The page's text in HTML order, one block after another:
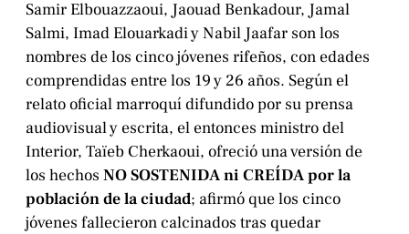
Samir Elbouazzaoui, Jaouad Benkadour, Jamal
Salmi, Imad Elouarkadi y Nabil Jaafar son los
nombres de los cinco jóvenes rifeños, con edades
comprendidas entre los 19 y 26 años. Según el
relato oficial marroquí difundido por su prensa
audiovisual y escrita, el entonces ministro del
Interior, Taïeb Cherkaoui, ofreció una versión de
los hechos NO SOSTENIDA ni CREÍDA por la
población de la ciudad; afirmó que los cinco
jóvenes fallecieron calcinados tras quedar